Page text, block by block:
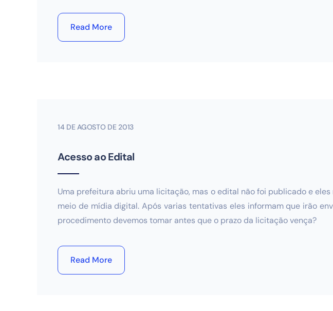
Read More
14 DE AGOSTO DE 2013
Acesso ao Edital
Uma prefeitura abriu uma licitação, mas o edital não foi publicado e
meio de mídia digital. Após varias tentativas eles informam que irão
procedimento devemos tomar antes que o prazo da licitação vença?
Read More